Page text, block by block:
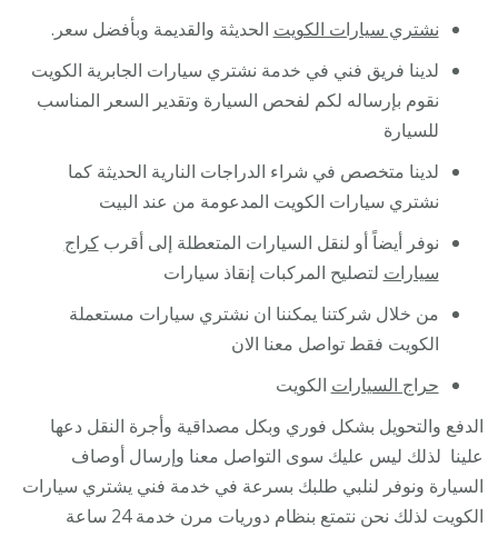
نشتري سيارات الكويت الحديثة والقديمة وبأفضل سعر.
لدينا فريق فني في خدمة نشتري سيارات الجابرية الكويت
نقوم بإرساله لكم لفحص السيارة وتقدير السعر المناسب
للسيارة
لدينا متخصص في شراء الدراجات النارية الحديثة كما
نشتري سيارات الكويت المدعومة من عند البيت
نوفر أيضاً أو لنقل السيارات المتعطلة إلى أقربكراج
سيارات لتصليح المركبات إنقاذ سيارات
من خلال شركتنا يمكننا ان نشتري سيارات مستعملة
الكويت فقط تواصل معنا الان
حراج السيارات الكويت
الدفع والتحويل بشكل فوري وبكل مصداقية وأجرة النقل دعها
علينا لذلك ليس عليك سوى التواصل معنا وإرسال أوصاف
السيارة ونوفر لنلبي طلبك بسرعة في خدمة فني يشتري سيارات
الكويت لذلك نحن نتمتع بنظام دوريات مرن خدمة 24 ساعة